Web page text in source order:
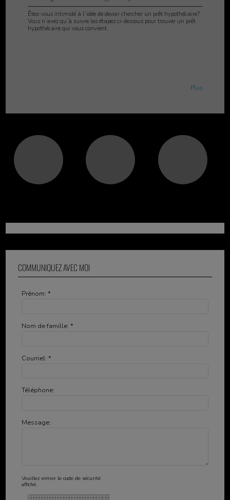
Êtes-vous intimidé à l’idée de devoir chercher un prêt hypothécaire?
Vous n’avez qu’à suivre les étapes ci-dessous pour trouver un prêt
hypothécaire qui vous convient.
Plus
COMMUNIQUEZ AVEC MOI
Prénom: *
Nom de famille: *
Courriel: *
Téléphone:
Message:
Veuillez entrer le code de sécurité
affiché.